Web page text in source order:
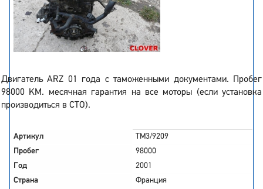
Двигатель ARZ 01 года с таможенными документами. Пробег
98000 KM. месячная гарантия на все моторы (если установка
производиться в СТО).
Артикул
TM3/9209
Пробег
98000
Год
2001
Страна
Франция